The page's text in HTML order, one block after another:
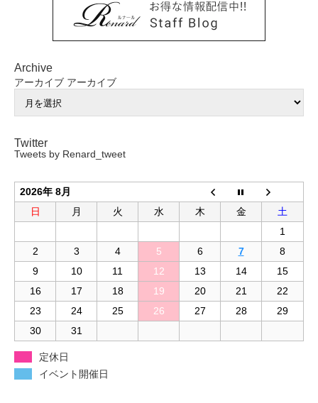
Archive
アーカイブ アーカイブ
Twitter
Tweets by Renard_tweet
2026年 8月
日
月 火 水 木 金
土
1
2
3 4 5 6 7
8
9
10 11 12 13 14
15
16
17 18 19 20 21
22
23
24 25 26 27 28
29
30
31
定休日
イベント開催日